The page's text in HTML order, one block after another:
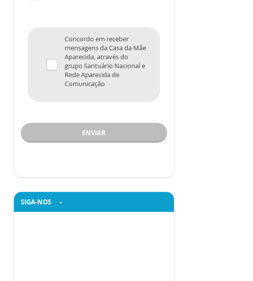
Concordo em receber
mensagens da Casa da Mãe
Aparecida, através do
grupo Santuário Nacional e
Rede Aparecida de
Comunicação
ENVIAR
SIGA-NOS